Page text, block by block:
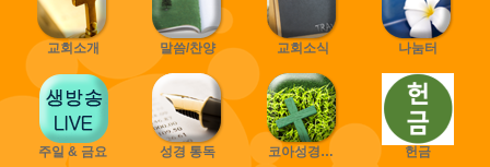
교회소개 말씀/찬양 교회소식 나눔터
주일 & 금요 성경 통독 코아성경읽기 헌금